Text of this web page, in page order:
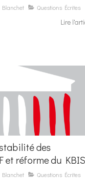
Questions Écrites
Lire
des
et réforme du KBIS
Questions Écrites